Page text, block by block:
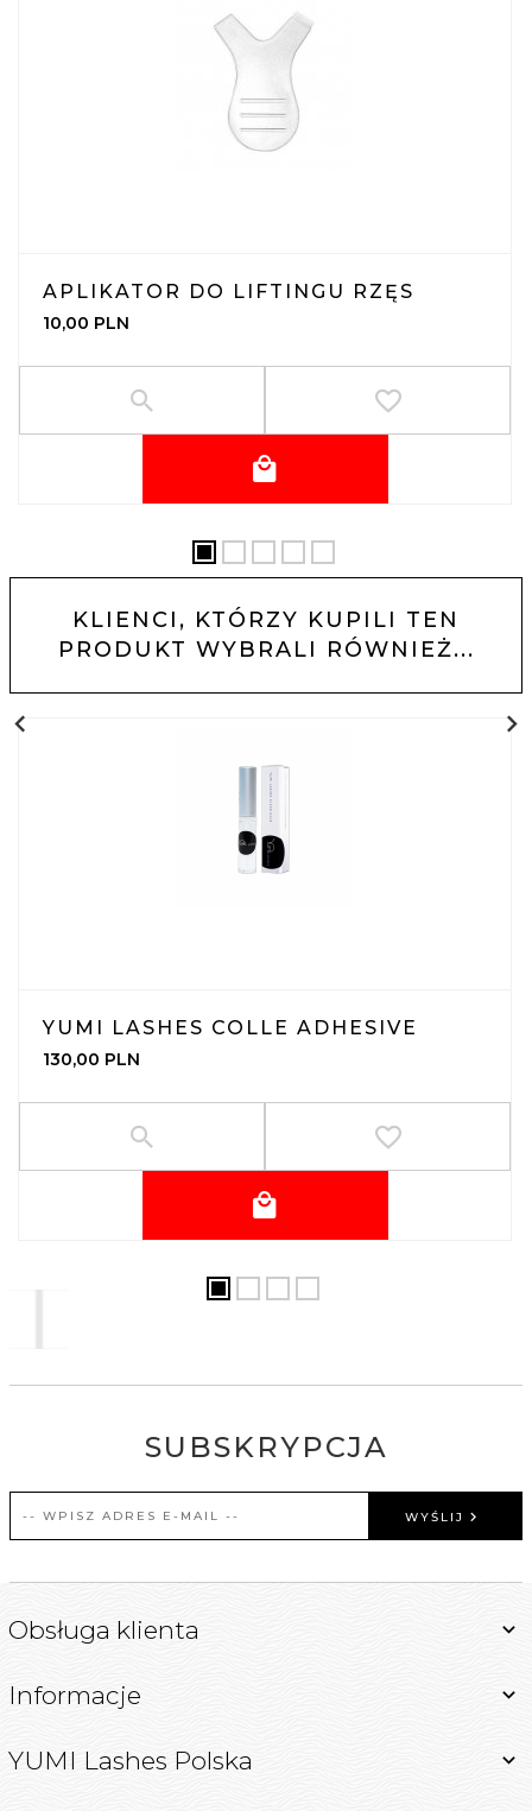
APLIKATOR DO LIFTINGU RZĘS
10,00 PLN
KLIENCI, KTÓRZY KUPILI TEN
PRODUKT WYBRALI RÓWNIEŻ...
YUMI LASHES COLLE ADHESIVE
130,00 PLN
SUBSKRYPCJA
WYŚLIJ
Obsługa klienta
Informacje
YUMI Lashes Polska